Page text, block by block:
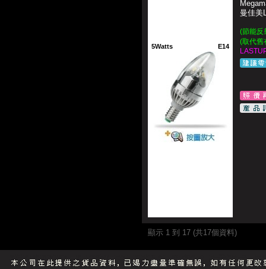
5Watts E14
曼佳美
(節能反
(取代舊
顯示 1 到 17 (共17個資料)